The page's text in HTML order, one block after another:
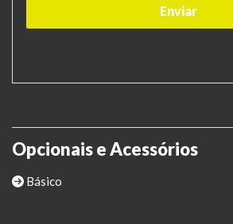
Opcionais e Acessórios
Básico